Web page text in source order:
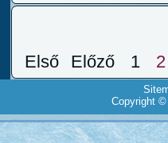
Első Előző 1 2
Copyright ©